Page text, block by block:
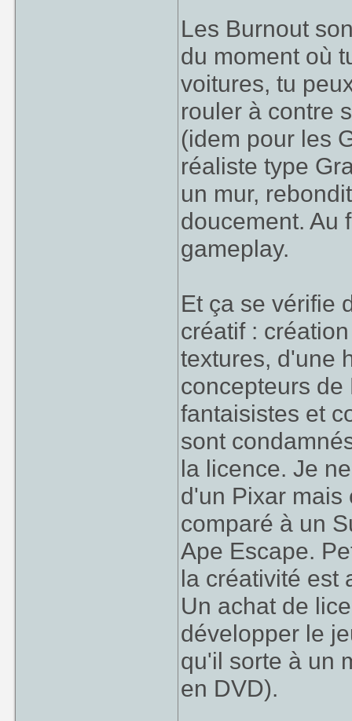
Les Burnout
du moment où
voitures, tu
rouler à contre
(idem pour les
réaliste type
un mur,
doucement. Au
gameplay.
Et ça se vérifie
créatif :
textures, d'une
concepteurs de
fantaisistes et
sont
la licence. Je
d'un Pixar mais
comparé à un
Ape Escape.
la créativité est
Un achat de
développer le
qu'il sorte à un
en DVD).